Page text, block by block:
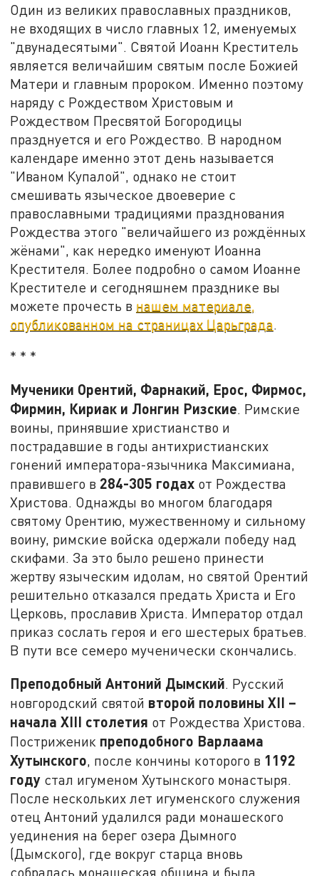
Один из великих православных праздников,
не входящих в число главных 12, именуемых
"двунадесятыми". Святой Иоанн Креститель
является величайшим святым после Божией
Матери и главным пророком. Именно поэтому
наряду с Рождеством Христовым и
Рождеством Пресвятой Богородицы
празднуется и его Рождество. В народном
календаре именно этот день называется
"Иваном Купалой", однако не стоит
смешивать языческое двоеверие с
православными традициями празднования
Рождества этого "величайшего из рождённых
жёнами", как нередко именуют Иоанна
Крестителя. Более подробно о самом Иоанне
Крестителе и сегодняшнем празднике вы
можете прочесть в нашем материале,
опубликованном на страницах Царьграда.
* * *
Мученики Орентий, Фарнакий, Ерос, Фирмос,
Фирмин, Кириак и Лонгин Ризские. Римские
воины, принявшие христианство и
пострадавшие в годы антихристианских
гонений императора-язычника Максимиана,
правившего в 284-305 годах от Рождества
Христова. Однажды во многом благодаря
святому Орентию, мужественному и сильному
воину, римские войска одержали победу над
скифами. За это было решено принести
жертву языческим идолам, но святой Орентий
решительно отказался предать Христа и Его
Церковь, прославив Христа. Император отдал
приказ сослать героя и его шестерых братьев.
В пути все семеро мученически скончались.
Преподобный Антоний Дымский. Русский
новгородский святой второй половиныXII –
началаXIII столетия от Рождества Христова.
Постриженик преподобного Варлаама
Хутынского, после кончины которого в 1192
году стал игуменом Хутынского монастыря.
После нескольких лет игуменского служения
отец Антоний удалился ради монашеского
уединения на берег озера Дымного
(Дымского), где вокруг старца вновь
собралась монашеская община и была